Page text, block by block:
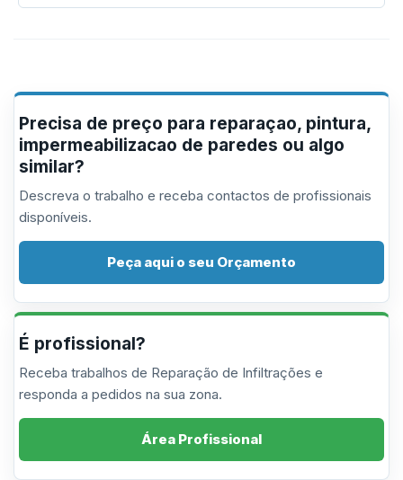
Precisa de preço para reparaçao, pintura,
impermeabilizacao de paredes ou algo
similar?
Descreva o trabalho e receba contactos de profissionais
disponíveis.
Peça aqui o seu Orçamento
É profissional?
Receba trabalhos de Reparação de Infiltrações e
responda a pedidos na sua zona.
Área Profissional